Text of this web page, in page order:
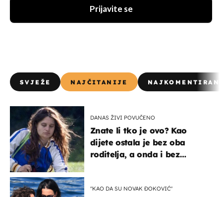
Prijavite se
SVJEŽE NAJČITANIJE
DANAS ŽIVI POVUČENO
Znate li tko je ovo? Kao
dijete ostala je bez oba
roditelja, a onda i bez
"KAO DA SU NOVAK ĐOKOVIĆ"